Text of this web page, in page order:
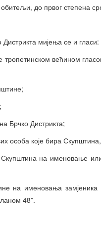
до првог степена
мијења се и гласи:
већином
Брчко Дистрикта;
које бира Скупштина,
на именовање
именовања замјеника
48”.